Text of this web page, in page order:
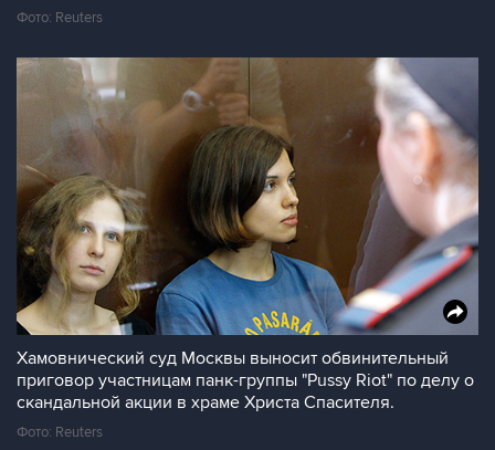
Фото: Reuters
Хамовнический суд Москвы выносит обвинительный
приговор участницам панк-группы "Pussy Riot" по делу о
скандальной акции в храме Христа Спасителя.
Фото: Reuters